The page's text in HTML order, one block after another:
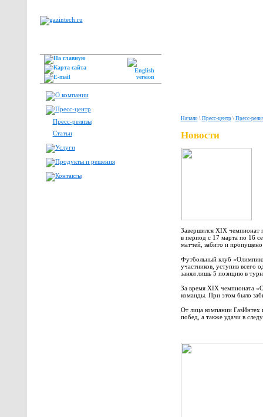
Пресс-релизы
Статьи
Начало\ Пресс-центр\ Пресс-
Новости
Завершился XIX чемпионат
в период с 17 марта по 16
матчей, забито и
Футбольный клуб
участников, уступив
занял лишь 5 позицию в
За время XIX чемпионата
команды. При этом было
От лица компании
побед, а также удачи в